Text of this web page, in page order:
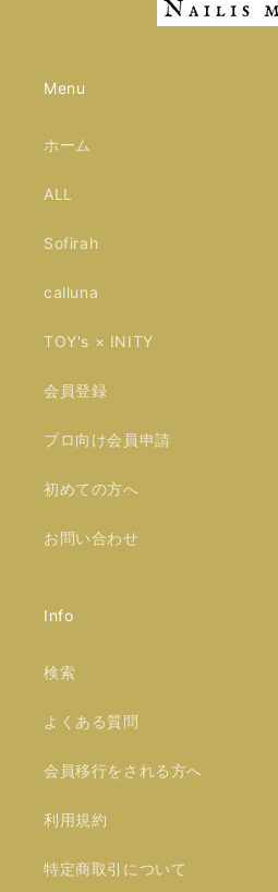
Menu
ホーム
ALL
Sofirah
calluna
TOY's × INITY
会員登録
プロ向け会員申請
初めての方へ
お問い合わせ
Info
検索
よくある質問
会員移行をされる方へ
利用規約
特定商取引について